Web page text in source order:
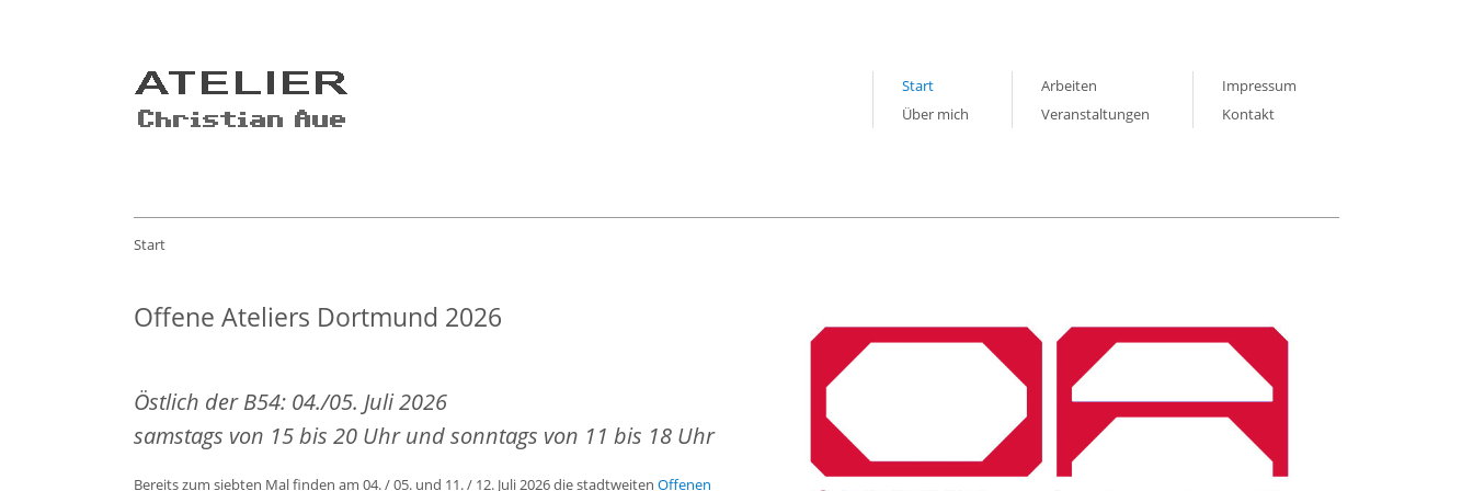
Start
Über mich
Arbeiten
Veranstaltungen
Impressum
Kontakt
Start
Offene Ateliers Dortmund 2026
Östlich der B54: 04./05. Juli 2026
samstags von 15 bis 20 Uhr und sonntags von 11 bis 18 Uhr
Bereits zum siebten Mal finden am 04. / 05. und 11. / 12. Juli 2026 die stadtweiten Offenen